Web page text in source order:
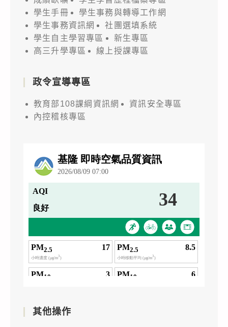
學生手冊
學生事務與轉導工作網
學生事務資訊網
社團選填系統
學生自主學習專區
新生專區
高三升學專區
線上授課專區
政令宣導專區
教育部108課綱資訊網
資訊安全專區
內控稽核專區
其他操作